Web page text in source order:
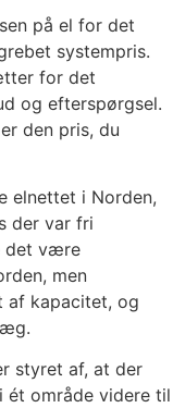
på el for det
systempris.
for det
og efterspørgsel.
den pris, du
elnettet i Norden,
der var fri
det være
men
af kapacitet, og
styret af, at der
ét område videre til